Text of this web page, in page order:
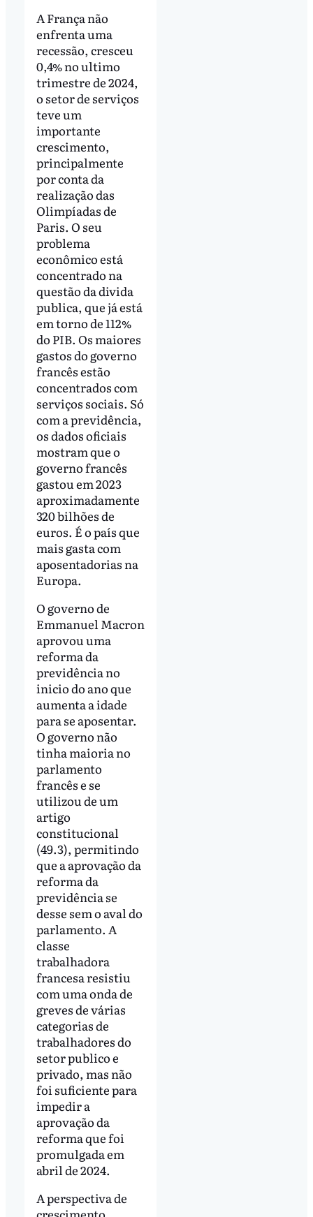
A França não
enfrenta uma
recessão, cresceu
0,4% no ultimo
trimestre de 2024,
o setor de serviços
teve um
importante
crescimento,
principalmente
por conta da
realização das
Olimpíadas de
Paris. O seu
problema
econômico está
concentrado na
questão da divida
publica, que já está
em torno de 112%
do PIB. Os maiores
gastos do governo
francês estão
concentrados com
serviços sociais. Só
com a previdência,
os dados oficiais
mostram que o
governo francês
gastou em 2023
aproximadamente
320 bilhões de
euros. É o país que
mais gasta com
aposentadorias na
Europa.
O governo de
Emmanuel Macron
aprovou uma
reforma da
previdência no
inicio do ano que
aumenta a idade
para se aposentar.
O governo não
tinha maioria no
parlamento
francês e se
utilizou de um
artigo
constitucional
(49.3), permitindo
que a aprovação da
reforma da
previdência se
desse sem o aval do
parlamento. A
classe
trabalhadora
francesa resistiu
com uma onda de
greves de várias
categorias de
trabalhadores do
setor publico e
privado, mas não
foi suficiente para
impedir a
aprovação da
reforma que foi
promulgada em
abril de 2024.
A perspectiva de